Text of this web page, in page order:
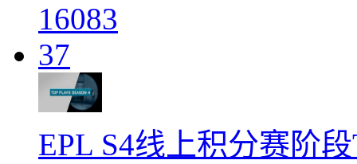
16083
37
EPL S4线上积分赛阶